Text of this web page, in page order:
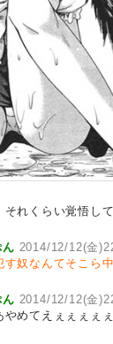
れくらい覚悟して
2014/12/12(金
奴なんてそこら
2014/12/12(金
めてえぇぇぇぇぇ